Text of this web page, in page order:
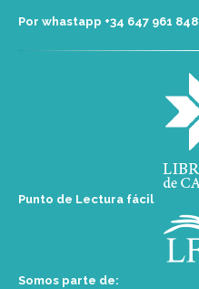
Por whastapp +34 ‭647 961 848‬
Punto de Lectura fácil
Somos parte de: